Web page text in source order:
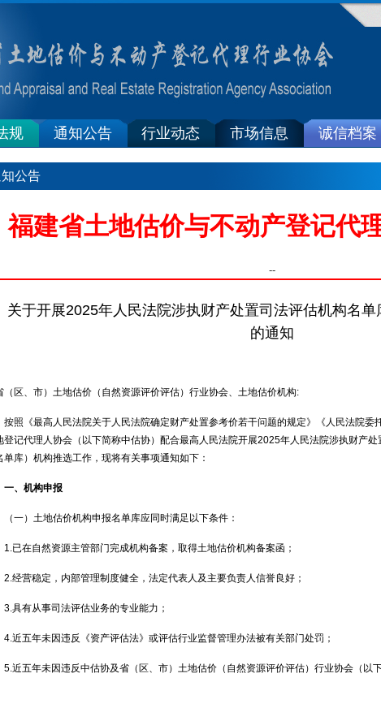
规 通知公告 行业动态 市场信息 诚信档案
公告
福建省土地估价与不动产登记代
--
关于开展2025年人民法院涉执财产处置司法评估机构名
的通知
（区、市）土地估价（自然资源评价评估）行业协会、土地估价机构:
按照《最高人民法院关于人民法院确定财产处置参考价若干问题的规定》《人民法院委
登记代理人协会（以下简称中估协）配合最高人民法院开展2025年人民法院涉执财产
单库）机构推选工作，现将有关事项通知如下：
一、机构申报
（一）土地估价机构申报名单库应同时满足以下条件：
1.已在自然资源主管部门完成机构备案，取得土地估价机构备案函；
2.经营稳定，内部管理制度健全，法定代表人及主要负责人信誉良好；
3.具有从事司法评估业务的专业能力；
4.近五年未因违反《资产评估法》或评估行业监督管理办法被有关部门处罚；
5.近五年未因违反中估协及省（区、市）土地估价（自然资源评价评估）行业协会（以